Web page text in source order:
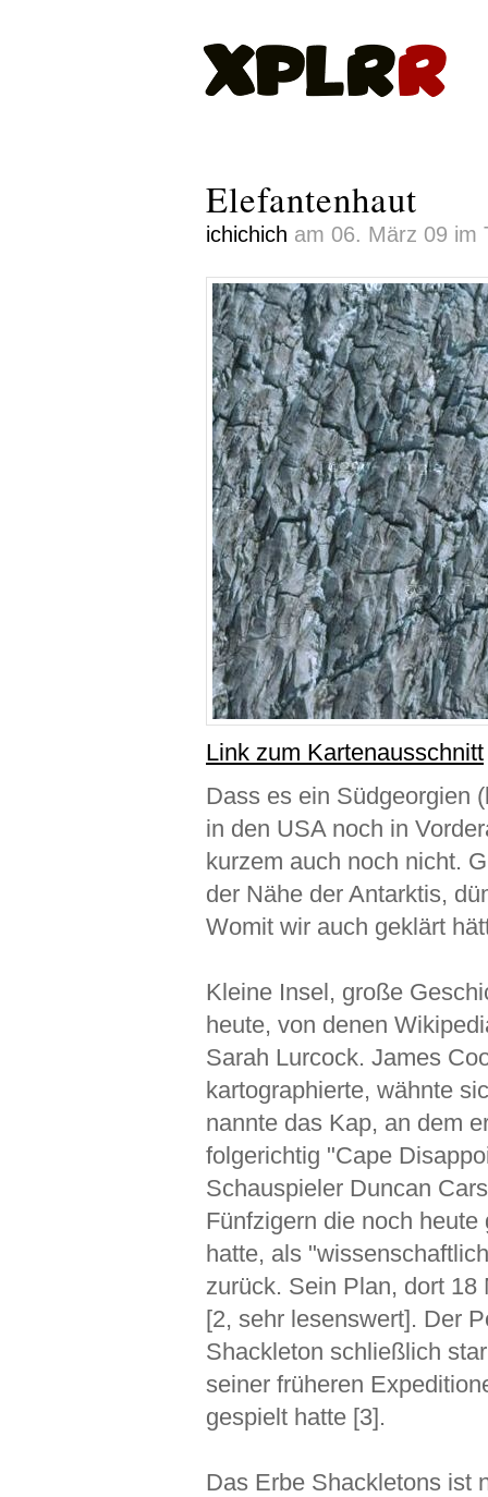
Elefantenhaut
ichichich am 06. März 09 im
Link zum Kartenausschnitt
Dass es ein Südgeorgien
in den USA noch in
kurzem auch noch nicht.
der Nähe der Antarktis,
Womit wir auch geklärt
Kleine Insel, große
heute, von denen
Sarah Lurcock. James
kartographierte, wähnte
nannte das Kap, an dem
folgerichtig "Cape
Schauspieler Duncan
Fünfzigern die noch
hatte, als
zurück. Sein Plan, dort
[2, sehr lesenswert]. Der
Shackleton schließlich
seiner früheren
gespielt hatte [3].
Das Erbe Shackletons ist